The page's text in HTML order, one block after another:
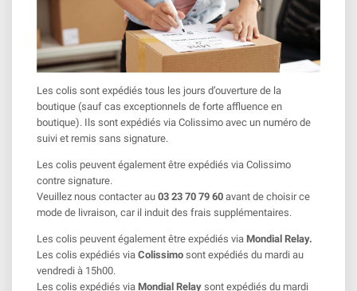
Les colis sont expédiés tous les jours d’ouverture de la
boutique (sauf cas exceptionnels de forte affluence en
boutique). Ils sont expédiés via Colissimo avec un numéro de
suivi et remis sans signature.
Les colis peuvent également être expédiés via Colissimo
contre signature.
Veuillez nous contacter au 03 23 70 79 60 avant de choisir ce
mode de livraison, car il induit des frais supplémentaires.
Les colis peuvent également être expédiés via Mondial Relay.
Les colis expédiés via Colissimo sont expédiés du mardi au
vendredi à 15h00.
Les colis expédiés via Mondial Relay sont expédiés du mardi